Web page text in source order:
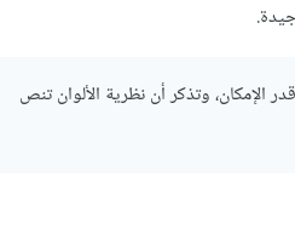
الإمكان، وتذكر أن نظرية الألوان تنص